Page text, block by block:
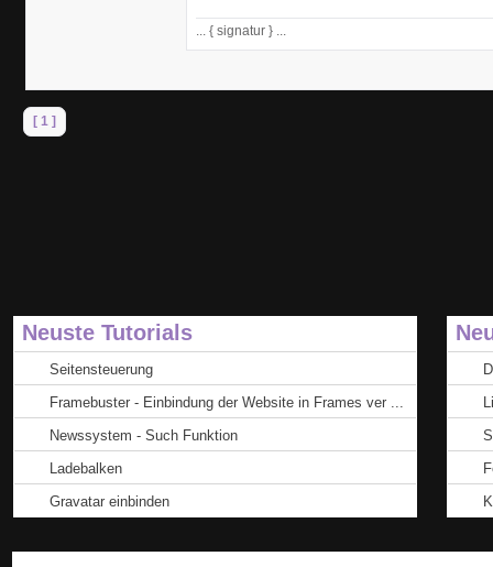
... { signatur } ...
[ 1 ]
Neuste Tutorials
Seitensteuerung
Framebuster - Einbindung der Website in Frames ver ...
Newssystem - Such Funktion
Ladebalken
Gravatar einbinden